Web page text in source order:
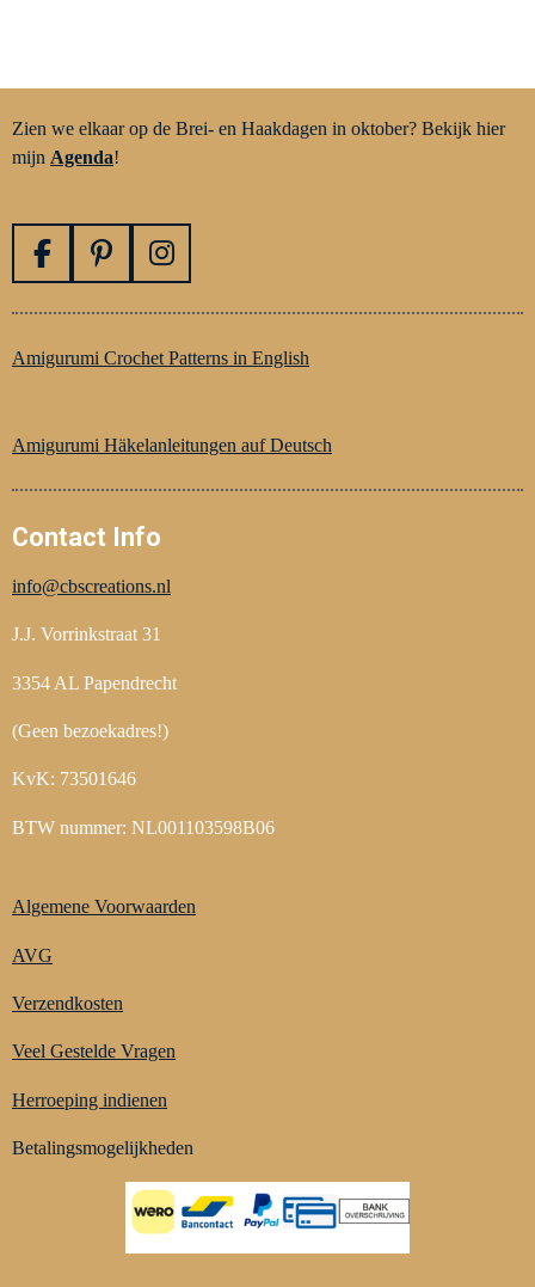
Zien we elkaar op de Brei- en Haakdagen in oktober? Bekijk hier
mijn Agenda!
F
c
e
o
P
n
t
e
t
I
s
t
r
m
Amigurumi Crochet Patterns in English
Amigurumi Häkelanleitungen auf Deutsch
Contact Info
info@cbscreations.nl
J.J. Vorrinkstraat 31
3354 AL Papendrecht
(Geen bezoekadres!)
KvK: 73501646
BTW nummer: NL001103598B06
Algemene Voorwaarden
AVG
Verzendkosten
Veel Gestelde Vragen
Herroeping indienen
Betalingsmogelijkheden